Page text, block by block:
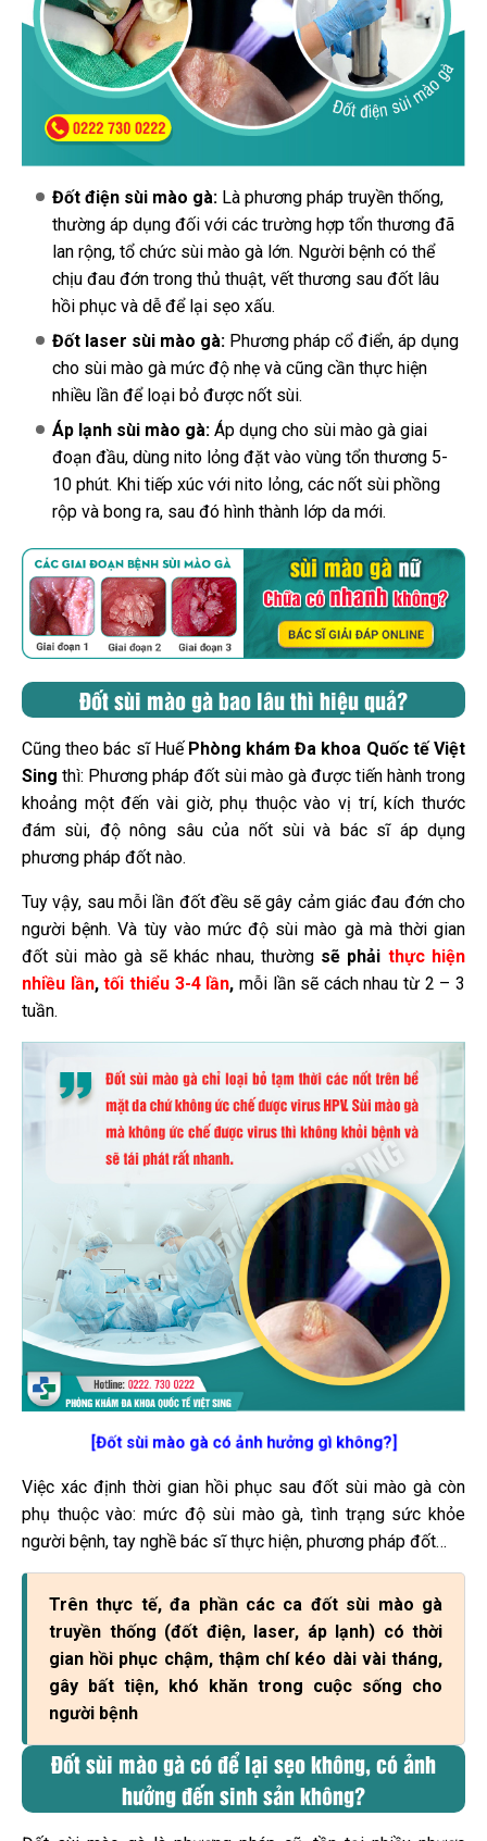
Đốt điện sùi mào gà: Là phương pháp truyền thống,
thường áp dụng đối với các trường hợp tổn thương đã
lan rộng, tổ chức sùi mào gà lớn. Người bệnh có thể
chịu đau đớn trong thủ thuật, vết thương sau đốt lâu
hồi phục và dễ để lại sẹo xấu.
Đốt laser sùi mào gà: Phương pháp cổ điển, áp dụng
cho sùi mào gà mức độ nhẹ và cũng cần thực hiện
nhiều lần để loại bỏ được nốt sùi.
Áp lạnh sùi mào gà: Áp dụng cho sùi mào gà giai
đoạn đầu, dùng nito lỏng đặt vào vùng tổn thương 5-
10 phút. Khi tiếp xúc với nito lỏng, các nốt sùi phồng
rộp và bong ra, sau đó hình thành lớp da mới.
Đốt sùi mào gà bao lâu thì hiệu quả?
Cũng theo bác sĩ Huế Phòng khám Đa khoa Quốc tế Việt
Sing thì: Phương pháp đốt sùi mào gà được tiến hành trong
khoảng một đến vài giờ, phụ thuộc vào vị trí, kích thước
đám sùi, độ nông sâu của nốt sùi và bác sĩ áp dụng
phương pháp đốt nào.
Tuy vậy, sau mỗi lần đốt đều sẽ gây cảm giác đau đớn cho
người bệnh. Và tùy vào mức độ sùi mào gà mà thời gian
đốt sùi mào gà sẽ khác nhau, thường sẽ phải thực hiện
nhiều lần,tối thiểu 3-4 lần, mỗi lần sẽ cách nhau từ 2 – 3
tuần.
[Đốt sùi mào gà có ảnh hưởng gì không?]
Việc xác định thời gian hồi phục sau đốt sùi mào gà còn
phụ thuộc vào: mức độ sùi mào gà, tình trạng sức khỏe
người bệnh, tay nghề bác sĩ thực hiện, phương pháp đốt…
Trên thực tế, đa phần các ca đốt sùi mào gà
truyền thống (đốt điện, laser, áp lạnh) có thời
gian hồi phục chậm, thậm chí kéo dài vài tháng,
gây bất tiện, khó khăn trong cuộc sống cho
người bệnh
Đốt sùi mào gà có để lại sẹo không, có ảnh
hưởng đến sinh sản không?